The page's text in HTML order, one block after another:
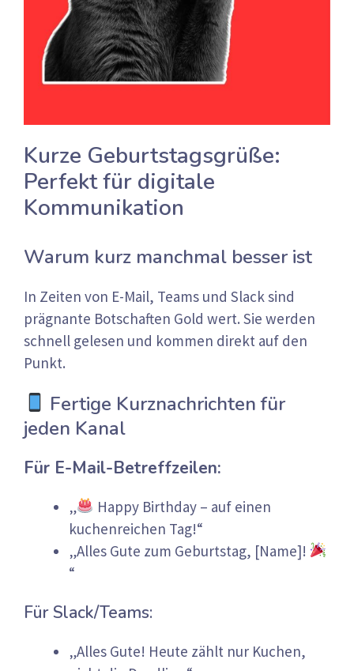
Kurze Geburtstagsgrüße:
Perfekt für digitale
Kommunikation
Warum kurz manchmal besser ist
In Zeiten von E-Mail, Teams und Slack sind
prägnante Botschaften Gold wert. Sie werden
schnell gelesen und kommen direkt auf den
Punkt.
Fertige Kurznachrichten für
jeden Kanal
Für E-Mail-Betreffzeilen:
„
Happy Birthday – auf einen
kuchenreichen Tag!“
„Alles Gute zum Geburtstag, [Name]!
“
Für Slack/Teams:
„Alles Gute! Heute zählt nur Kuchen,